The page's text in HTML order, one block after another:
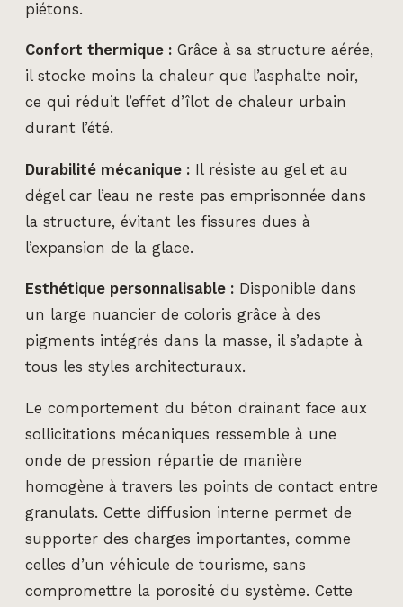
piétons.
Confort thermique : Grâce à sa structure aérée,
il stocke moins la chaleur que l’asphalte noir,
ce qui réduit l’effet d’îlot de chaleur urbain
durant l’été.
Durabilité mécanique : Il résiste au gel et au
dégel car l’eau ne reste pas emprisonnée dans
la structure, évitant les fissures dues à
l’expansion de la glace.
Esthétique personnalisable : Disponible dans
un large nuancier de coloris grâce à des
pigments intégrés dans la masse, il s’adapte à
tous les styles architecturaux.
Le comportement du béton drainant face aux
sollicitations mécaniques ressemble à une
onde de pression répartie de manière
homogène à travers les points de contact entre
granulats. Cette diffusion interne permet de
supporter des charges importantes, comme
celles d’un véhicule de tourisme, sans
compromettre la porosité du système. Cette